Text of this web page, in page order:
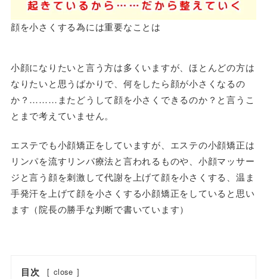
顔を小さくする為には重要なことは
小顔になりたいと言う方は多くいますが、ほとんどの方は
なりたいと思うばかりで、何をしたら顔が小さくなるの
か？………またどうして顔を小さくできるのか？と言うこ
とまで考えていません。
エステでも小顔矯正をしていますが、エステの小顔矯正は
リンパを流すリンパ療法と言われるものや、小顔マッサー
ジと言う顔を刺激して代謝を上げて顔を小さくする、温ま
手発汗を上げて顔を小さくする小顔矯正をしていると思い
ます（院長の勝手な判断で書いています）
目次 [ close ]